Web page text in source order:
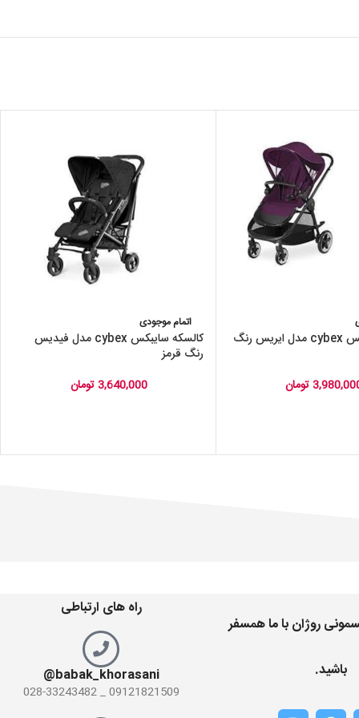
کالسکه سایبکس cybex مدل ایریس رنگ
تومان
اتمام موجودی
کالسکه سایبکس cybex مدل فیدیس
رنگ قرمز
3,640,000 تومان
روژان با ما همسفر
باشید.
راه های ارتباطی
babak_khorasani@
09121821509 _ 028-33243482